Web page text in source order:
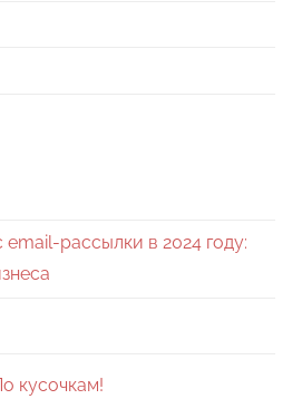
рассылки в 2024 году:
кусочкам!